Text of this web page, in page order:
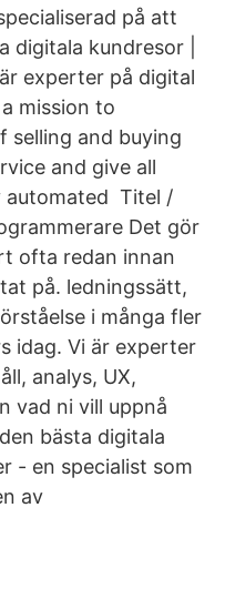
på att
digitala kundresor |
experter på digital
mission to
selling and buying
and give all
automated Titel /
Det gör
ofta redan innan
på. ledningssätt,
i många fler
idag. Vi är experter
analys, UX,
vad ni vill uppnå
bästa digitala
- en specialist som
av